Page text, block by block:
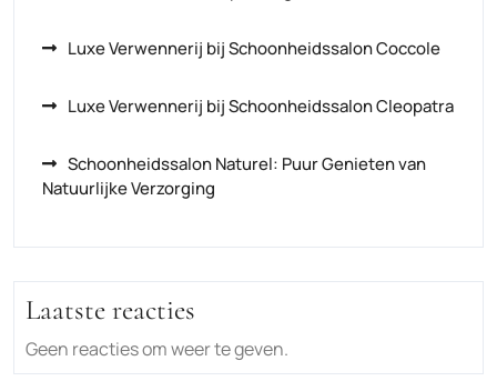
Luxe Verwennerij bij Schoonheidssalon Coccole
Luxe Verwennerij bij Schoonheidssalon Cleopatra
Schoonheidssalon Naturel: Puur Genieten van
Natuurlijke Verzorging
Laatste reacties
Geen reacties om weer te geven.